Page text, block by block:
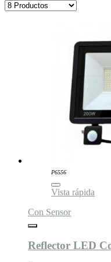
P6556
Vista rápida
Con Sensor
Reflector LED